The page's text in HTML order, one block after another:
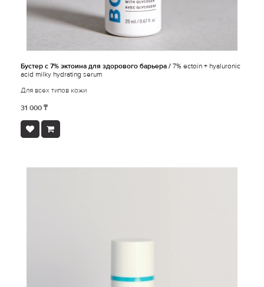
Бустер с 7% эктоина для здорового барьера / 7% ectoin + hyaluronic
acid milky hydrating serum
Для всех типов кожи
31 000 ₸